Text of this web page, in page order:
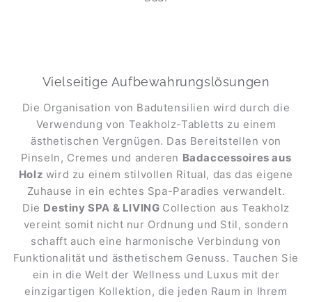
Vielseitige Aufbewahrungslösungen
Die Organisation von Badutensilien wird durch die
Verwendung von Teakholz-Tabletts zu einem
ästhetischen Vergnügen. Das Bereitstellen von
Pinseln, Cremes und anderen Badaccessoires aus
Holz wird zu einem stilvollen Ritual, das das eigene
Zuhause in ein echtes Spa-Paradies verwandelt.
Die Destiny SPA & LIVING Collection aus Teakholz
vereint somit nicht nur Ordnung und Stil, sondern
schafft auch eine harmonische Verbindung von
Funktionalität und ästhetischem Genuss. Tauchen Sie
ein in die Welt der Wellness und Luxus mit der
einzigartigen Kollektion, die jeden Raum in Ihrem